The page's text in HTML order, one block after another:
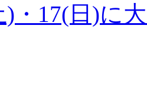
)・17(日)に